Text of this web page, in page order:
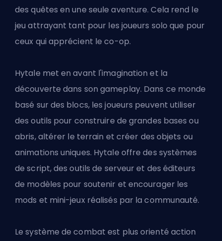
des quêtes en une seule aventure. Cela rend le
jeu attrayant tant pour les joueurs solo que pour
ceux qui apprécient le co-op.
Hytale met en avant l'imagination et la
découverte dans son gameplay. Dans ce monde
basé sur des blocs, les joueurs peuvent utiliser
des outils pour construire de grandes bases ou
abris, altérer le terrain et créer des objets ou
animations uniques. Hytale offre des systèmes
de script, des outils de serveur et des éditeurs
de modèles pour soutenir et encourager les
mods et mini-jeux réalisés par la communauté.
Le système de combat est plus orienté action